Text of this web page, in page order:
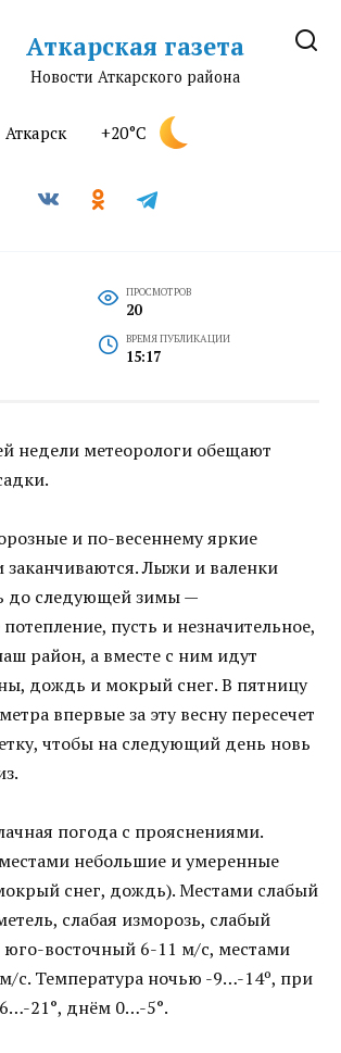
Аткарская газета
Новости Аткарского района
Аткарск +20°C
ПРОСМОТРОВ
20
ВРЕМЯ ПУБЛИКАЦИИ
15:17
недели метеорологи обещают
и по-весеннему яркие
заканчиваются. Лыжи и валенки
до следующей зимы —
пусть и незначительное,
район, а вместе с ним идут
дождь и мокрый снег. В пятницу
впервые за эту весну пересечет
чтобы на следующий день новь
погода с прояснениями.
небольшие и умеренные
снег, дождь). Местами слабый
слабая изморозь, слабый
юго-восточный 6-11 м/с, местами
с. Температура ночью -9…-14º, при
21°, днём 0…-5°.